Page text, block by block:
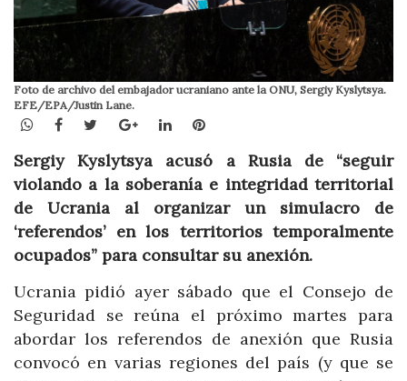
Foto de archivo del embajador ucraniano ante la ONU, Sergiy Kyslytsya.
EFE/EPA/Justin Lane.
WhatsApp
Facebook
TwitterGoogle+LinkedInPinterest
Sergiy Kyslytsya acusó a Rusia de “seguir
violando a la soberanía e integridad territorial
de Ucrania al organizar un simulacro de
‘referendos’ en los territorios temporalmente
ocupados” para consultar su anexión.
Ucrania pidió ayer sábado que el Consejo de
Seguridad se reúna el próximo martes para
abordar los referendos de anexión que Rusia
convocó en varias regiones del país (y que se